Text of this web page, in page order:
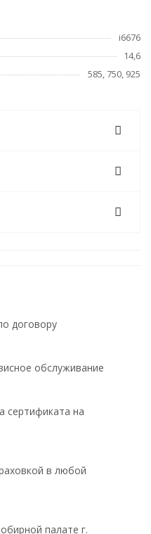
i6676
14,6
585, 750, 925
договору
обслуживание
сертификата на
в любой
палате г.